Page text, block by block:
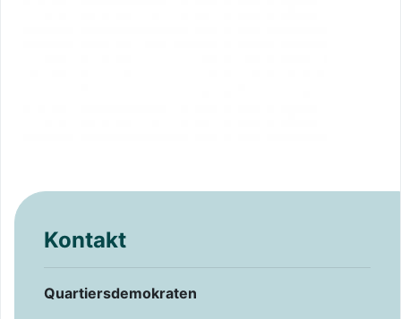
Kontakt
Quartiersdemokraten